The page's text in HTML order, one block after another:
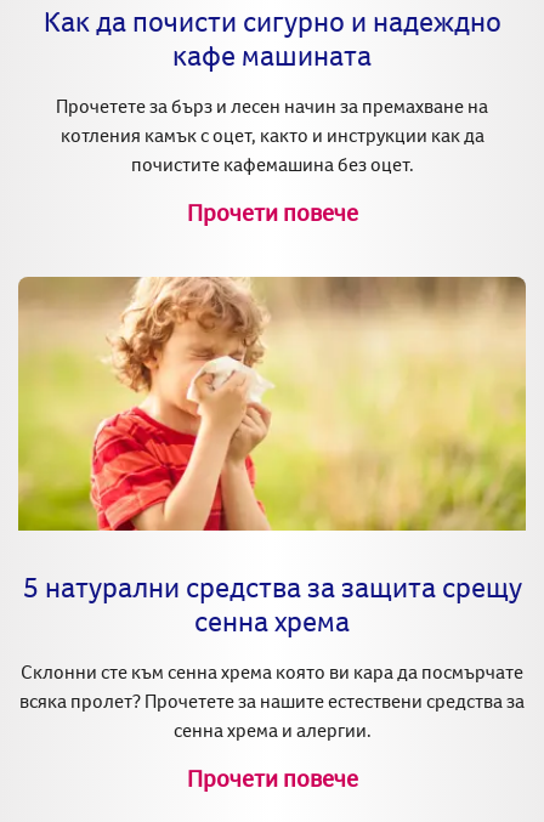
Как да почисти сигурно и надеждно
кафе машината
Прочетете за бърз и лесен начин за премахване на
котления камък с оцет, както и инструкции как да
почистите кафемашина без оцет.
Прочети повече
5 натурални средства за защита срещу
сенна хрема
Склонни сте към сенна хрема която ви кара да посмърчате
всяка пролет? Прочетете за нашите естествени средства за
сенна хрема и алергии.
Прочети повече